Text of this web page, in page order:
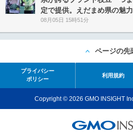
定で提供。えだまめ県の魅
08月05日 15時51分
ページの先
プライバシー
ポリシー
利用規約
Copyright © 2026 GMO INSIGHT